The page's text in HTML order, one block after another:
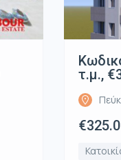
τ.μ.,